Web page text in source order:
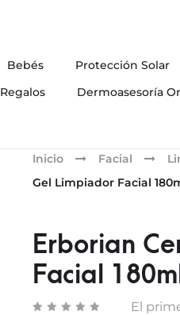
Bebés
Protección Solar
Regalos
Dermoasesoría
Inicio Facial
Gel Limpiador Facial
Erborian
Facial 180ml
El